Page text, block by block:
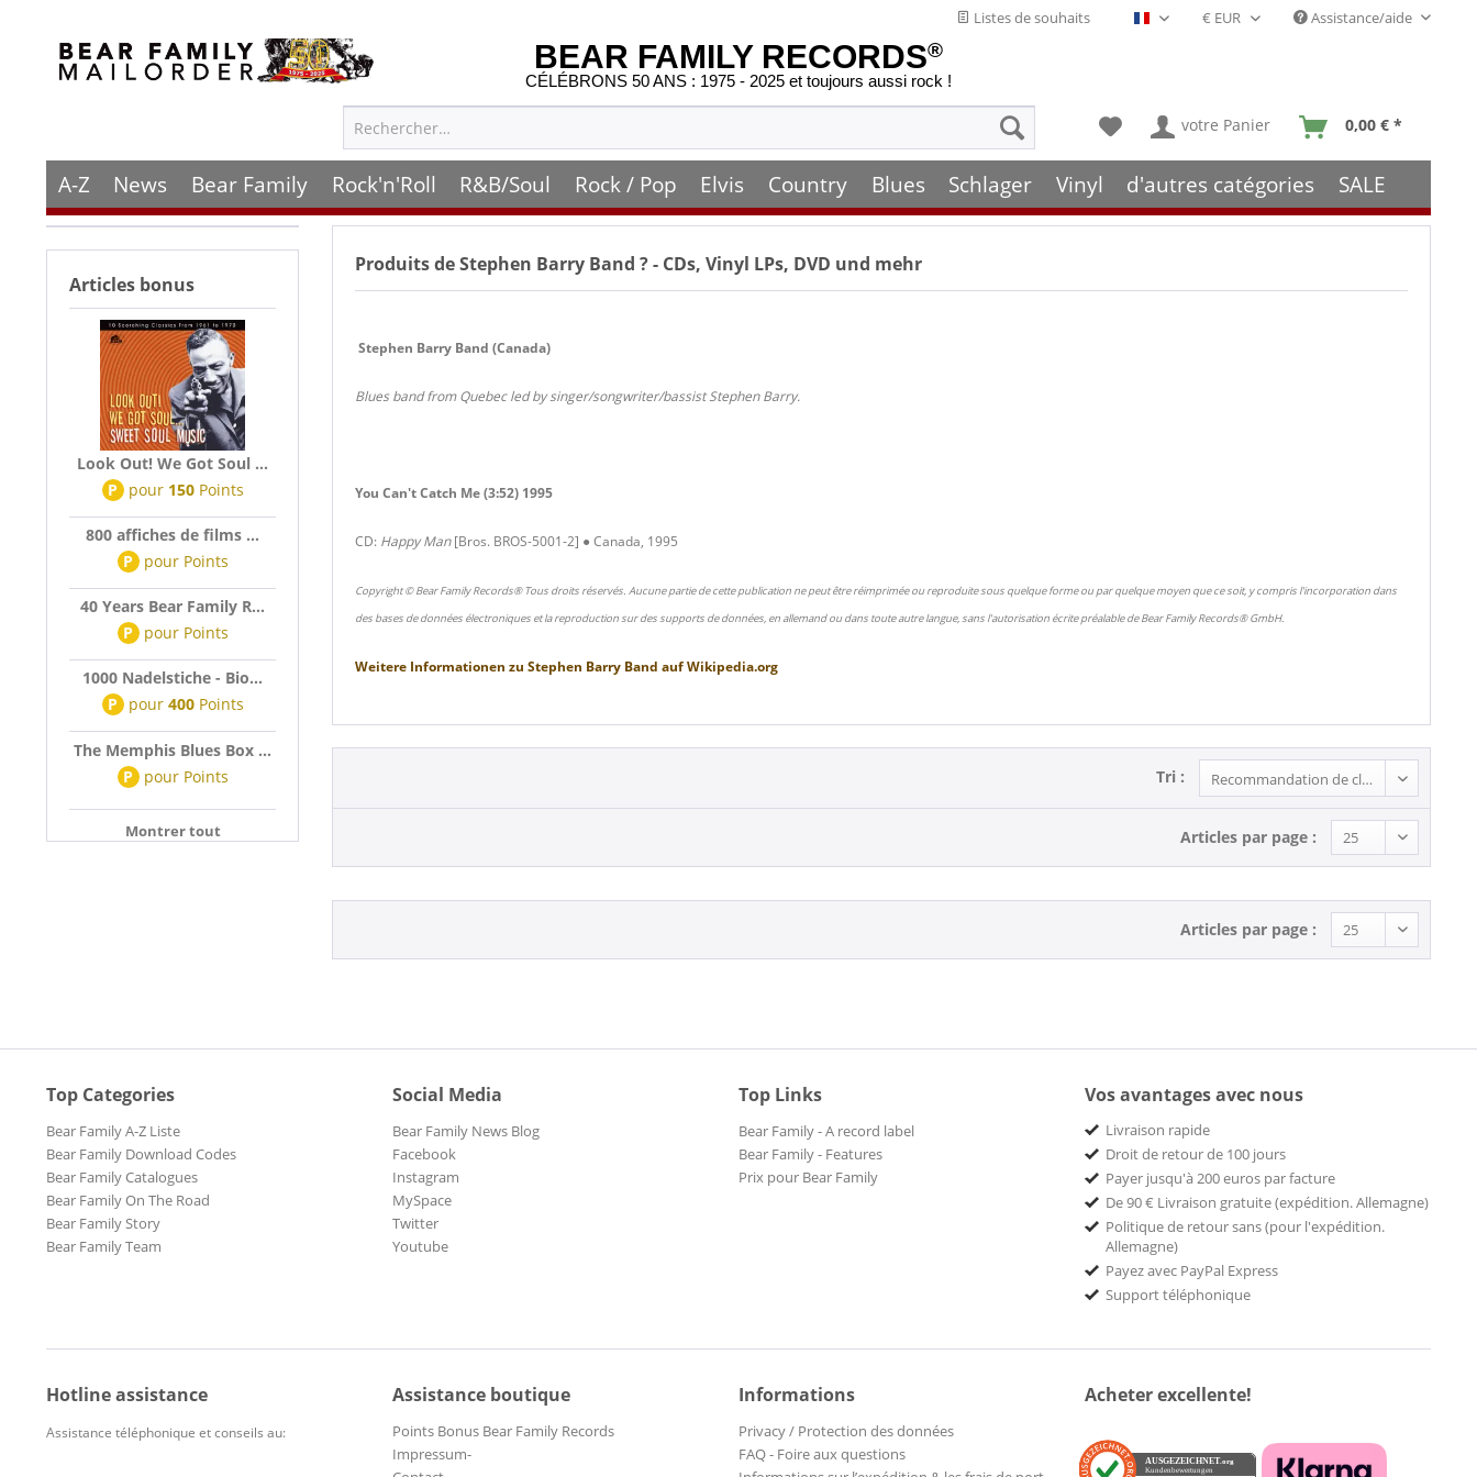
Listes de souhaits Français- FR Assistance/aide
BEAR FAMILY RECORDS®
CÉLÉBRONS 50 ANS : 1975 - 2025 et toujours aussi rock !
votre Panier 0,00 € *
A-Z News Bear Family Rock'n'Roll R&B/Soul Rock / Pop Elvis Country Blues Schlager Vinyl d'autres catégories SALE
Articles bonus
Look Out! We Got Soul ...
P pour 150Points
800 affiches de films ...
P pour Points
40 Years Bear Family R...
P pour Points
1000 Nadelstiche - Bio...
P pour 400Points
The Memphis Blues Box ...
P pour Points
Montrer tout
Produits deStephen Barry Band ? - CDs, Vinyl LPs, DVD und mehr
Stephen Barry Band (Canada)
Blues band from Quebec led by singer/songwriter/bassist Stephen Barry.
You Can't Catch Me(3:52) 1995
CD: Happy Man[Bros. BROS-5001-2] ● Canada, 1995
Copyright © Bear Family Records® Tous droits réservés. Aucune partie de cette publication ne peut être réimprimée ou reproduite sous quelque forme ou par quelque moyen que ce soit, y compris l'incorporation dans
des bases de données électroniques et la reproduction sur des supports de données, en allemand ou dans toute autre langue, sans l'autorisation écrite préalable de Bear Family Records® GmbH.
Weitere Informationen zu Stephen Barry Band aufWikipedia.org
Tri :
Articles par page :
Articles par page :
Top Categories
Bear Family A-Z Liste
Bear Family Download Codes
Bear Family Catalogues
Bear Family On The Road
Bear Family Story
Bear Family Team
Social Media
Bear Family News Blog
Facebook
Instagram
MySpace
Twitter
Youtube
Top Links
Bear Family - A record label
Bear Family - Features
Prix pour Bear Family
Vos avantages avec nous
Livraison rapide
Droit de retour de 100 jours
Payer jusqu'à 200 euros par facture
De 90 € Livraison gratuite (expédition. Allemagne)
Politique de retour sans (pour l'expédition.
Allemagne)
Payez avec PayPal Express
Support téléphonique
Hotline assistance
Assistance téléphonique et conseils au:
Assistance boutique
Points Bonus Bear Family Records
Impressum-
Informations
Privacy / Protection des données
FAQ - Foire aux questions
Acheter excellente!
AUSGEZEICHNET.org
Kundenbewertungen